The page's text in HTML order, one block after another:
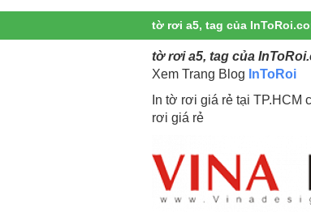
tờ rơi a5, tag của
tờ rơi a5, tag của
Xem Trang Blog InToRoi
In tờ rơi giá rẻ tại
rơi giá rẻ